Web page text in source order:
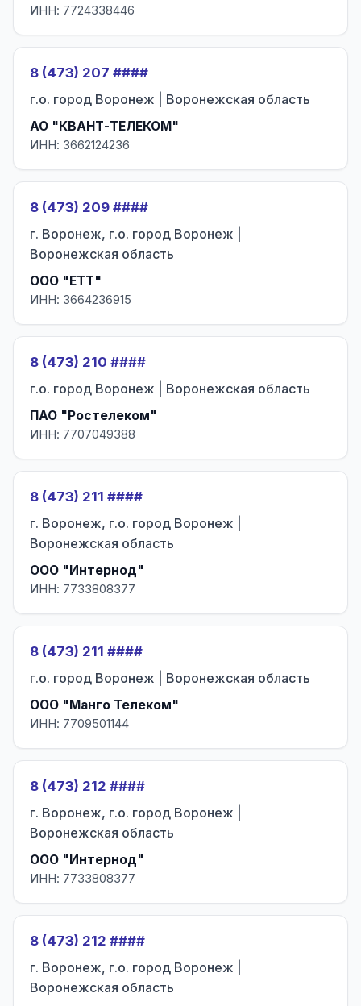
ИНН: 7724338446
8 (473) 207 ####
г.о. город Воронеж | Воронежская область
АО "КВАНТ-ТЕЛЕКОМ"
ИНН: 3662124236
8 (473) 209 ####
г. Воронеж, г.о. город Воронеж |
Воронежская область
ООО "ЕТТ"
ИНН: 3664236915
8 (473) 210 ####
г.о. город Воронеж | Воронежская область
ПАО "Ростелеком"
ИНН: 7707049388
8 (473) 211 ####
г. Воронеж, г.о. город Воронеж |
Воронежская область
ООО "Интернод"
ИНН: 7733808377
8 (473) 211 ####
г.о. город Воронеж | Воронежская область
ООО "Манго Телеком"
ИНН: 7709501144
8 (473) 212 ####
г. Воронеж, г.о. город Воронеж |
Воронежская область
ООО "Интернод"
ИНН: 7733808377
8 (473) 212 ####
г. Воронеж, г.о. город Воронеж |
Воронежская область